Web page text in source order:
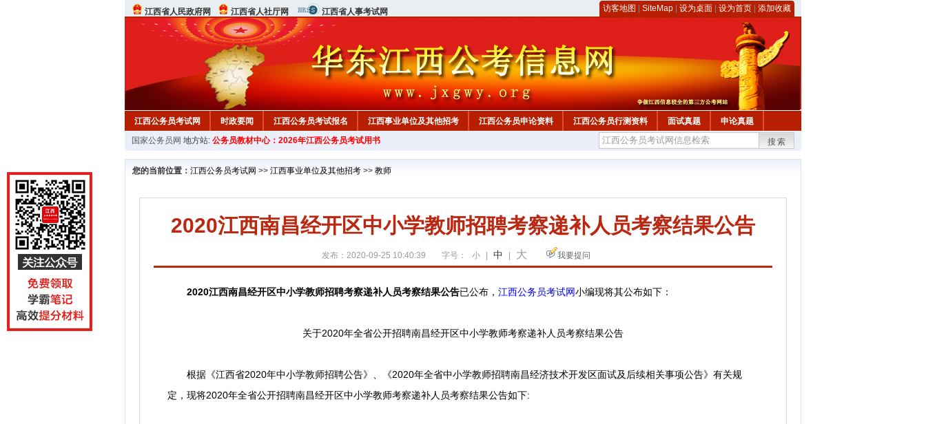
江西省人民政府网 江西省人社厅网 江西省人事考试网 访客地图 SiteMap 设为桌面 设为首页 添加收藏
江西公务员考试网 时政要闻 江西公务员考试报名 江西事业单位及其他招考 江西公务员申论资料 江西公务员行测资料 面试真题 申论真题
行测真题 在线咨询 教材中心
国家公务员网 地方站: 公务员教材中心：2026年江西公务员考试用书 搜索
您的当前位置： 江西公务员考试网 >> 江西事业单位及其他招考 >> 教师
2020江西南昌经开区中小学教师招聘考察递补人员考察结果公告
发布：2020-09-25 10:40:39 字号： 小 中 大 我要提问
2020江西南昌经开区中小学教师招聘考察递补人员考察结果公告已公布， 江西公务员考试网小编现将其公布如下：
关于2020年全省公开招聘南昌经开区中小学教师考察递补人员考察结果公告
根据《江西省2020年中小学教师招聘公告》、《2020年全省中小学教师招聘南昌经济技术开发区面试及后续相关事项公告》有关规
定，现将2020年全省公开招聘南昌经开区中小学教师考察递补人员考察结果公告如下: